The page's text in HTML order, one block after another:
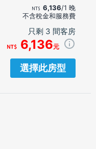
6,136/1 晚
不含稅金和服務費
只剩 3 間客房
6,136元
選擇此房型